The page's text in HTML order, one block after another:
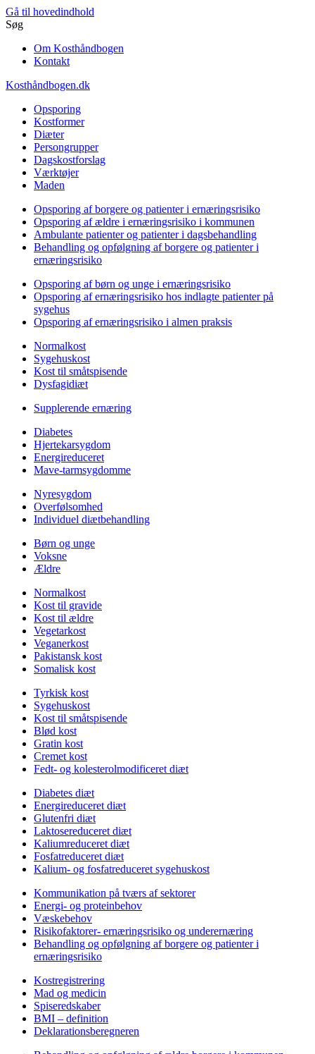
Gå til hovedindhold
Søg
Om Kosthåndbogen
Kontakt
Kosthåndbogen.dk
Opsporing
Kostformer
Diæter
Persongrupper
Dagskostforslag
Værktøjer
Maden
Opsporing af borgere og patienter i ernæringsrisiko
Opsporing af ældre i ernæringsrisiko i kommunen
Ambulante patienter og patienter i dagsbehandling
Behandling og opfølgning af borgere og patienter i
ernæringsrisiko
Opsporing af børn og unge i ernæringsrisiko
Opsporing af ernæringsrisiko hos indlagte patienter på
sygehus
Opsporing af ernæringsrisiko i almen praksis
Normalkost
Sygehuskost
Kost til småtspisende
Dysfagidiæt
Supplerende ernæring
Diabetes
Hjertekarsygdom
Energireduceret
Mave-tarmsygdomme
Nyresygdom
Overfølsomhed
Individuel diætbehandling
Børn og unge
Voksne
Ældre
Normalkost
Kost til gravide
Kost til ældre
Vegetarkost
Veganerkost
Pakistansk kost
Somalisk kost
Tyrkisk kost
Sygehuskost
Kost til småtspisende
Blød kost
Gratin kost
Cremet kost
Fedt- og kolesterolmodificeret diæt
Diabetes diæt
Energireduceret diæt
Glutenfri diæt
Laktosereduceret diæt
Kaliumreduceret diæt
Fosfatreduceret diæt
Kalium- og fosfatreduceret sygehuskost
Kommunikation på tværs af sektorer
Energi- og proteinbehov
Væskebehov
Risikofaktorer- ernæringsrisiko og underernæring
Behandling og opfølgning af borgere og patienter i
ernæringsrisiko
Kostregistrering
Mad og medicin
Spiseredskaber
BMI – definition
Deklarationsberegneren